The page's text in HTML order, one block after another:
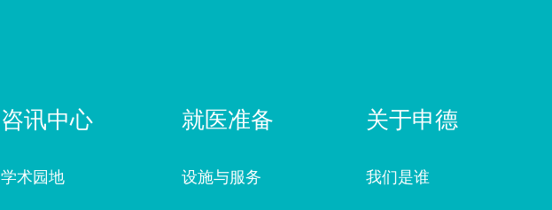
咨讯中心
学术园地
就医准备
设施与服务
关于申德
我们是谁